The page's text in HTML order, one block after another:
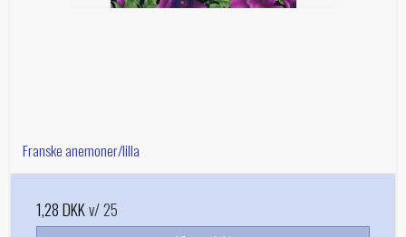
Franske anemoner/lilla
1,28 DKKv/ 25